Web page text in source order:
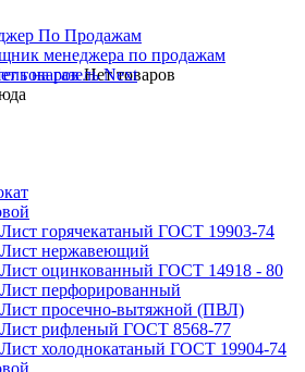
товаровНет товаров
По Продажам
менеджера по продажам
на газель Next
Лист горячекатаный ГОСТ 19903-74
Лист нержавеющий
Лист оцинкованный ГОСТ 14918 - 80
Лист перфорированный
Лист просечно-вытяжной (ПВЛ)
Лист рифленый ГОСТ 8568-77
Лист холоднокатаный ГОСТ 19904-74